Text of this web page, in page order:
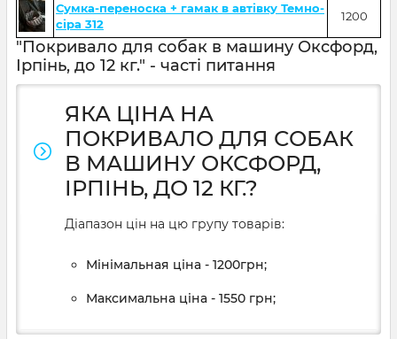
Сумка-переноска + гамак в автівку Темно-
сіра 312
1200
"Покривало для собак в машину Оксфорд,
Ірпінь, до 12 кг." - часті питання
ЯКА ЦІНА НА
ПОКРИВАЛО ДЛЯ СОБАК
В МАШИНУ ОКСФОРД,
ІРПІНЬ, ДО 12 КГ.?
Діапазон цін на цю групу товарів:
Мінімальная ціна - 1200грн;
Максимальна ціна - 1550 грн;